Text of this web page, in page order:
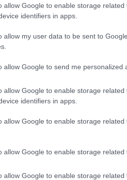
allow Google to enable storage
identifiers in apps.
allow my user data to be sent to
allow Google to send me personalized
allow Google to enable storage
identifiers in apps.
allow Google to enable storage
allow Google to enable storage related
allow Google to enable storage related
encima de la masa y
y cortar la masa en tiras
durante cuatro horas o
durante un minuto.
fría la pasta para evitar que